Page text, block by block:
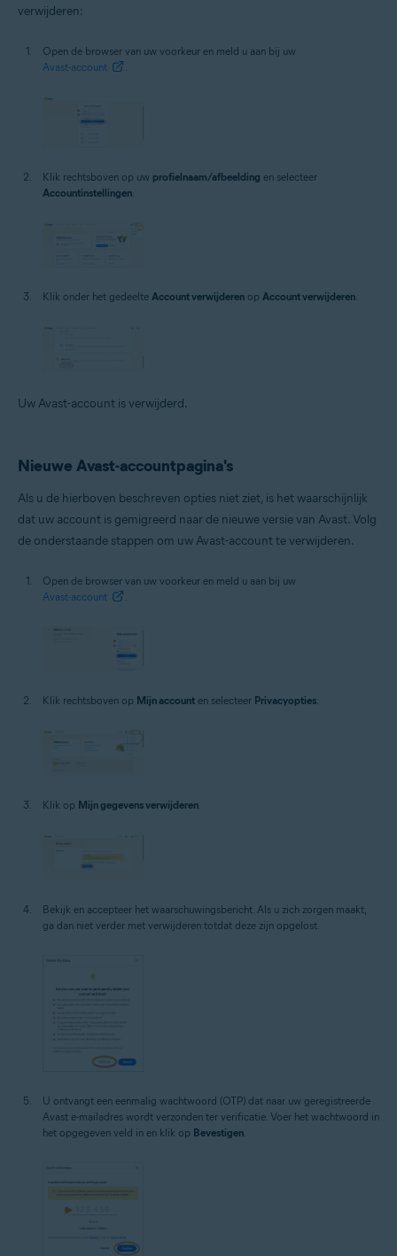
verwijderen:
Open de browser van uw voorkeur en meld u aan bij uw
Avast-account
.
Klik rechtsboven op uw profielnaam/afbeelding en selecteer
Accountinstellingen
Klik onder het gedeelte Account verwijderen op Account verwijderen
Uw Avast-account is verwijderd.
Nieuwe Avast-accountpagina's
Als u de hierboven beschreven opties niet ziet, is het waarschijnlijk
dat uw account is gemigreerd naar de nieuwe versie van Avast. Volg
de onderstaande stappen om uw Avast-account te verwijderen.
Open de browser van uw voorkeur en meld u aan bij uw
Avast-account
Klik rechtsboven op Mijn account en selecteer Privacyopties.
Klik op Mijn gegevens verwijderen
Bekijk en accepteer het waarschuwingsbericht. Als u zich zorgen maakt,
ga dan niet verder met verwijderen totdat deze zijn opgelost.
U ontvangt een eenmalig wachtwoord (OTP) dat naar uw geregistreerde
Avast e-mailadres wordt verzonden ter verificatie. Voer het wachtwoord in
het opgegeven veld in en klik op Bevestigen